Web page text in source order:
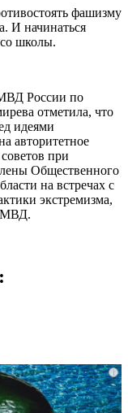
фашизму
И начинаться
школы.
России по
отметила, что
идеями
авторитетное
при
Общественного
на встречах с
экстремизма,
i